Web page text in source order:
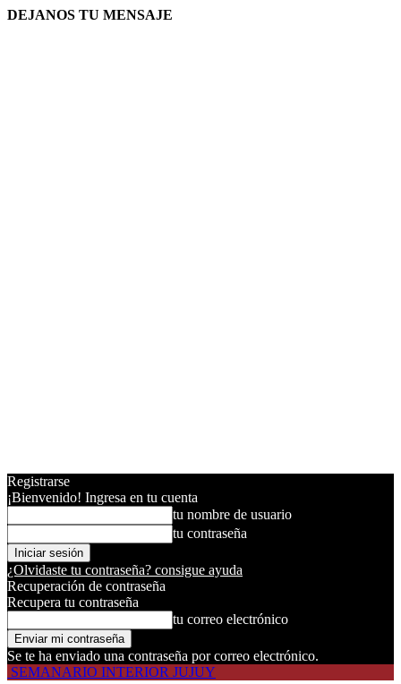
DEJANOS TU MENSAJE
Registrarse
¡Bienvenido! Ingresa en tu cuenta
tu nombre de usuario
tu contraseña
¿Olvidaste tu contraseña? consigue ayuda
Recuperación de contraseña
Recupera tu contraseña
tu correo electrónico
Se te ha enviado una contraseña por correo electrónico.
SEMANARIO INTERIOR JUJUY